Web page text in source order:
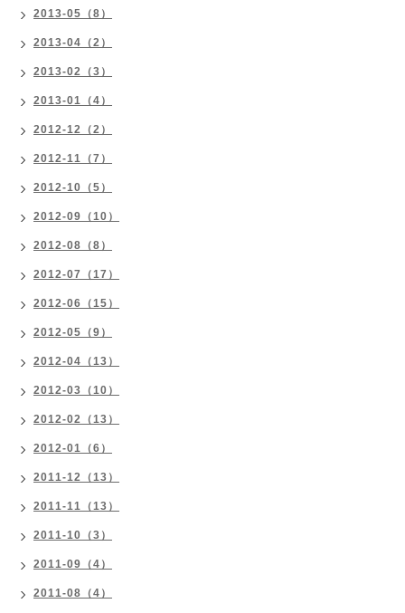
2013-05（8）
2013-04（2）
2013-02（3）
2013-01（4）
2012-12（2）
2012-11（7）
2012-10（5）
2012-09（10）
2012-08（8）
2012-07（17）
2012-06（15）
2012-05（9）
2012-04（13）
2012-03（10）
2012-02（13）
2012-01（6）
2011-12（13）
2011-11（13）
2011-10（3）
2011-09（4）
2011-08（4）